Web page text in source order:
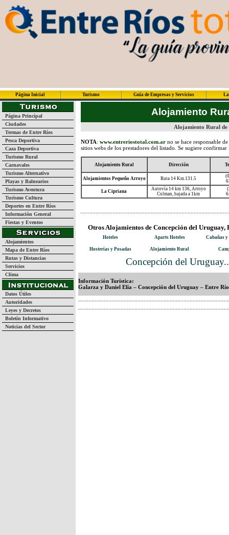
Página Inicial Turismo Guía de Empresas y Servicios
Página Principal
Ciudades
Termas de Entre Ríos
Pesca Deportiva
Caza Deportiva
Turismo Rural
Carnavales
Turismo Alternativo
Playas y Balnearios
Turismo Aventura
Turismo Cultura
Deportes en Entre Ríos
Información General
Fiestas y Eventos
Alojamientos
Mapa de Entre Ríos
Rutas y Distancias
Servicios
Clima
Datos Útiles
Autoridades
Leyes y Decretos
Boletín Informativo
Noticias del Sector
Alojamiento
Alojamiento Rural de
NOTA: www.entreriostotal.com.arno se hace responsable
sitios webs de los prestadores del listado. Se sugiere confirmar
Alojamiento Rural Dirección
Alojamientos Pequeño Arroyo Ruta 14 Km.131.5
La Cipriana
Autovía 14 km 136, Arroyo
Colman, bajada a 1km
Otros Alojamientos de Concepción del Uruguay,
Hoteles Aparts Hoteles Cabañas
Hosterías y Posadas Alojamiento Rural
Concepción del
Información Turística:
Galarza y Daniel Elía – Concepción del Uruguay – Entre